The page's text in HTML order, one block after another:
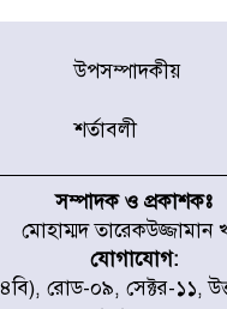
রাজধানীর উত্তরা
অফিসের সামনে
করেছে র‌্যাব-১
চূড়ান্ত পর্যায়ে : ইরান
প্রত্যেক অপরাধীর
হবে, সে যত
উপসম্পাদকীয়
শর্তাবলী
সম্পাদক ও প্রকাশকঃ
মোহাম্মদ তারেকউজ্জামান
যোগাযোগ:
রোড-০৯, সেক্টর-১১,